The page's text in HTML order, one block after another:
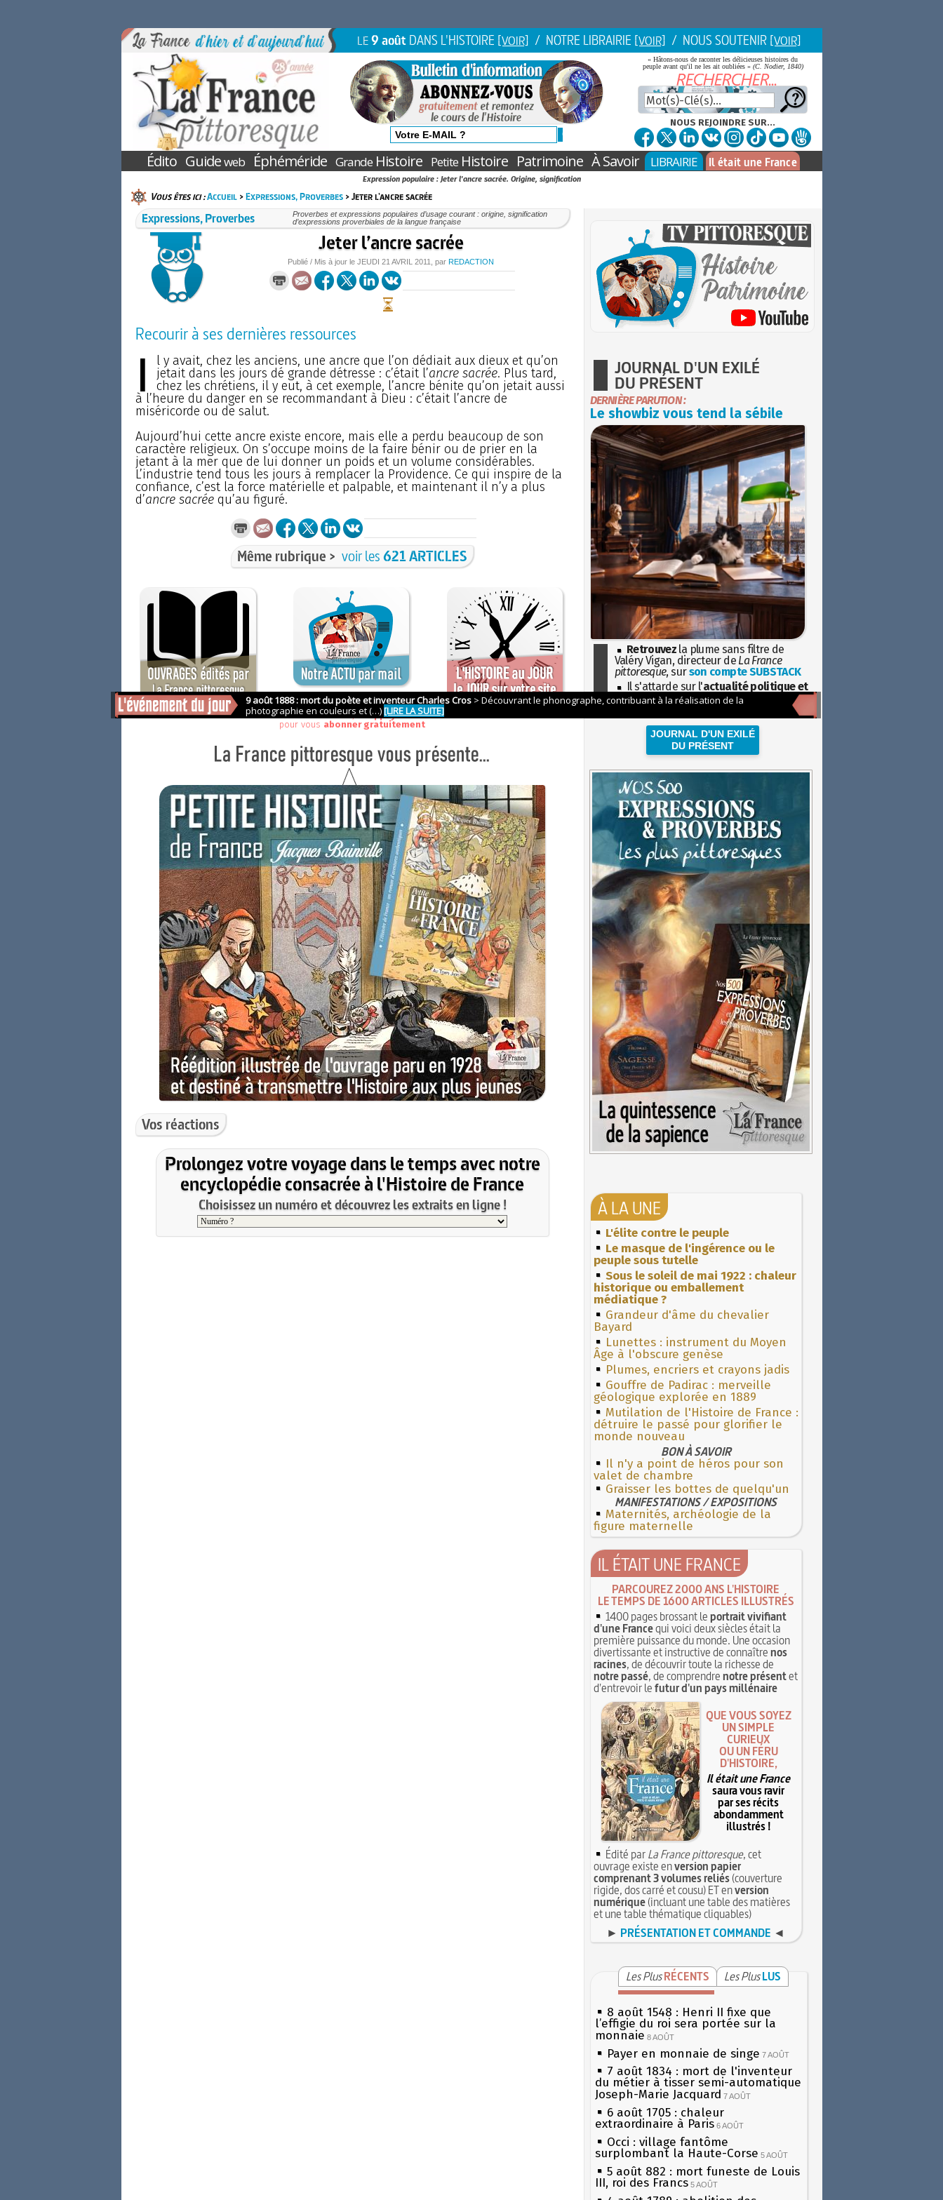
LE9 août DANS L'HISTOIRE [VOIR] / NOTRE LIBRAIRIE [VOIR] / NOUS SOUTENIR [VOIR]
« Hâtons-nous de raconter les délicieuses histoires du
peuple avant qu'il ne les ait oubliées » (C. Nodier, 1840)
NOUS REJOINDRE SUR...
Édito Guideweb Éphéméride GrandeHistoire PetiteHistoire Patrimoine À Savoir LIBRAIRIE Il était une France
Expression populaire : Jeter l'ancre sacrée. Origine, signification
Vous êtes ici :Accueil>Expressions, Proverbes> Jeter l'ancre sacrée
Expressions, Proverbes
Proverbes et expressions populaires d’usage courant : origine, signification
d’expressions proverbiales de la langue française
Jeter l’ancre sacrée
Publié / Mis à jour le JEUDI 21 AVRIL 2011 , par REDACTION
Recourir à ses dernières ressources
I
l y avait, chez les anciens, une ancre que l’on dédiait aux dieux et qu’on
jetait dans les jours dé grande détresse : c’était l’ancre sacrée. Plus tard,
chez les chrétiens, il y eut, à cet exemple, l’ancre bénite qu’on jetait aussi
à l’heure du danger en se recommandant à Dieu : c’était l’ancre de
miséricorde ou de salut.
Aujourd’hui cette ancre existe encore, mais elle a perdu beaucoup de son
caractère religieux. On s’occupe moins de la faire bénir ou de prier en la
jetant à la mer que de lui donner un poids et un volume considérables.
L’industrie tend tous les jours à remplacer la Providence. Ce qui inspire de la
confiance, c’est la force matérielle et palpable, et maintenant il n’y a plus
d’ancre sacréequ’au figuré.
Même rubrique > voir les621 ARTICLES
Saisissez votre mail, et appuyez sur OK
pour vous abonner gratuitement
Vos réactions
Prolongez votre voyage dans le temps avec notre
encyclopédie consacrée à l'Histoire de France
Choisissez un numéro et découvrez les extraits en ligne !
JOURNAL D'UN EXILÉ
DU PRÉSENT
DERNIÈRE PARUTION :
Le showbiz vous tend la sébile
Retrouvez la plume sans filtre de
Valéry Vigan, directeur de La France
pittoresque, surson compte SUBSTACK
Il s'attarde sur l'actualité politique et
sociétaleavec la hauteur de vue de
JOURNAL D'UN EXILÉ
DU PRÉSENT
À LA UNE
L'élite contre le peuple
Le masque de l'ingérence ou le
peuple sous tutelle
Sous le soleil de mai 1922 : chaleur
historique ou emballement
médiatique ?
Grandeur d'âme du chevalier
Bayard
Lunettes : instrument du Moyen
Âge à l'obscure genèse
Plumes, encriers et crayons jadis
Gouffre de Padirac : merveille
géologique explorée en 1889
Mutilation de l'Histoire de France :
détruire le passé pour glorifier le
monde nouveau
BON À SAVOIR
Il n'y a point de héros pour son
valet de chambre
Graisser les bottes de quelqu'un
MANIFESTATIONS / EXPOSITIONS
Maternités, archéologie de la
figure maternelle
IL ÉTAIT UNE FRANCE
PARCOUREZ 2000 ANS L'HISTOIRE
LE TEMPS DE 1600 ARTICLES ILLUSTRÉS
1400 pages brossant leportrait vivifiant
d'une Francequi voici deux siècles était la
première puissance du monde. Une occasion
divertissante et instructive de connaîtrenos
racines, de découvrir toute la richesse de
notre passé, de comprendrenotre présentet
d'entrevoir lefutur d'un pays millénaire
QUE VOUS SOYEZ
UN SIMPLE
CURIEUX
OU UN FÉRU
D'HISTOIRE,
Il était une France
saura vous ravir
par ses récits
abondamment
illustrés !
Édité parLa France pittoresque, cet
ouvrage existe enversion papier
comprenant 3 volumes reliés(couverture
rigide, dos carré et cousu) ET enversion
numérique(incluant une table des matières
et une table thématique cliquables)
► PRÉSENTATION ET COMMANDE ◄
Les Plus RÉCENTS Les Plus LUS
8 août 1548 : Henri II fixe que
l’effigie du roi sera portée sur la
monnaie 8 AOÛT
Payer en monnaie de singe 7 AOÛT
7 août 1834 : mort de l'inventeur
du métier à tisser semi-automatique
Joseph-Marie Jacquard 7 AOÛT
6 août 1705 : chaleur
extraordinaire à Paris 6 AOÛT
Occi : village fantôme
surplombant la Haute-Corse 5 AOÛT
5 août 882 : mort funeste de Louis
III, roi des Francs 5 AOÛT